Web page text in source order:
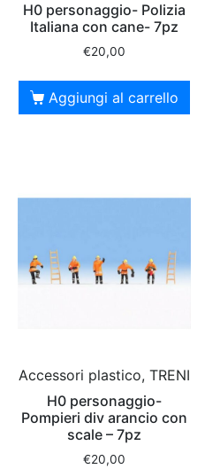
H0 personaggio- Polizia
Italiana con cane- 7pz
€20,00
Aggiungi al carrello
Accessori plastico, TRENI
H0 personaggio-
Pompieri div arancio con
scale – 7pz
€20,00